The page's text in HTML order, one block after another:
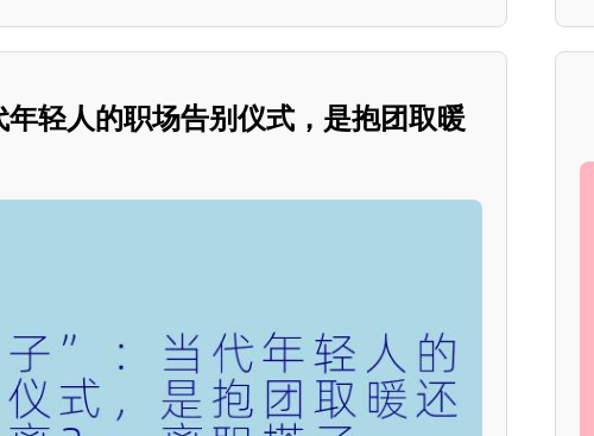
年轻人的职场告别仪式，是抱团取暖